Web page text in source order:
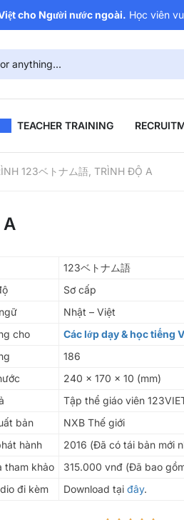
cho Người nước ngoài. Học viên
TEACHER TRAINING
123ベトナム語, TRÌNH ĐỘ A
A
123ベトナム語
Sơ cấp
Nhật – Việt
cho
Các lớp dạy & học tiếng
186
240 x 170 x 10 (mm)
Tập thể giáo viên
bản
NXB Thế giới
hành
2016 (Đã có tái bản mới
tham khảo
315.000 vnđ (Đã bao
đi kèm
Download tại đây.